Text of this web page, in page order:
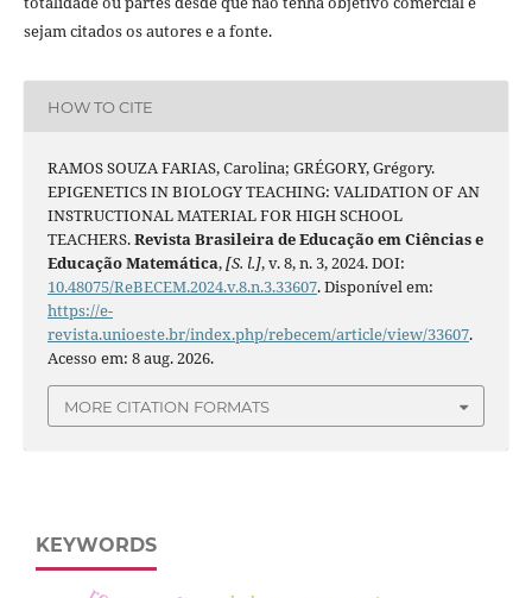
sejam citados os autores e a fonte.
HOW TO CITE
RAMOS SOUZA FARIAS, Carolina; GRÉGORY, Grégory.
EPIGENETICS IN BIOLOGY TEACHING: VALIDATION OF AN
INSTRUCTIONAL MATERIAL FOR HIGH SCHOOL
TEACHERS.Revista Brasileira de Educação em Ciências e
Educação Matemática,[S. l.], v. 8, n. 3, 2024. DOI:
10.48075/ReBECEM.2024.v.8.n.3.33607. Disponível em:
https://e-
revista.unioeste.br/index.php/rebecem/article/view/33607.
Acesso em: 8 aug. 2026.
MORE CITATION FORMATS
KEYWORDS